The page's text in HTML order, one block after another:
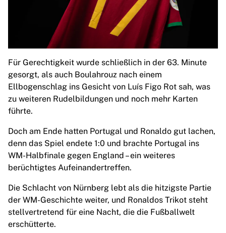
Für Gerechtigkeit wurde schließlich in der 63. Minute
gesorgt, als auch Boulahrouz nach einem
Ellbogenschlag ins Gesicht von Luís Figo Rot sah, was
zu weiteren Rudelbildungen und noch mehr Karten
führte.
Doch am Ende hatten Portugal und Ronaldo gut lachen,
denn das Spiel endete 1:0 und brachte Portugal ins
WM-Halbfinale gegen England – ein weiteres
berüchtigtes Aufeinandertreffen.
Die Schlacht von Nürnberg lebt als die hitzigste Partie
der WM-Geschichte weiter, und Ronaldos Trikot steht
stellvertretend für eine Nacht, die die Fußballwelt
erschütterte.